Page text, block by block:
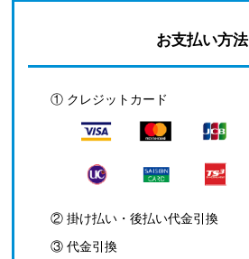
お支払い方法
① クレジットカード
② 掛け払い・後払い代金引換
③ 代金引換